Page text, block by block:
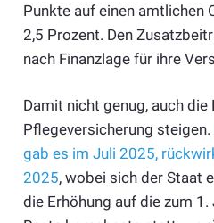
Punkte auf einen amtlichen
2,5 Prozent. Den
nach Finanzlage für ihre
Damit nicht genug, auch die
Pflegeversicherung steigen.
gab es im Juli 2025,
2025, wobei sich der Staat
die Erhöhung auf die zum